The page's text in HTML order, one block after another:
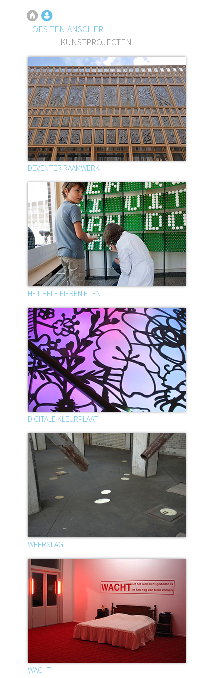
LOES TEN ANSCHER
KUNSTPROJECTEN
DEVENTER RAAMWERK
HET HELE EIEREN ETEN
DIGITALE KLEURPLAAT
WEERSLAG
WACHT